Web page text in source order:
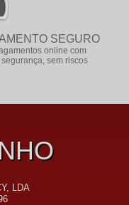
SEGURO
online com
sem riscos
LDA